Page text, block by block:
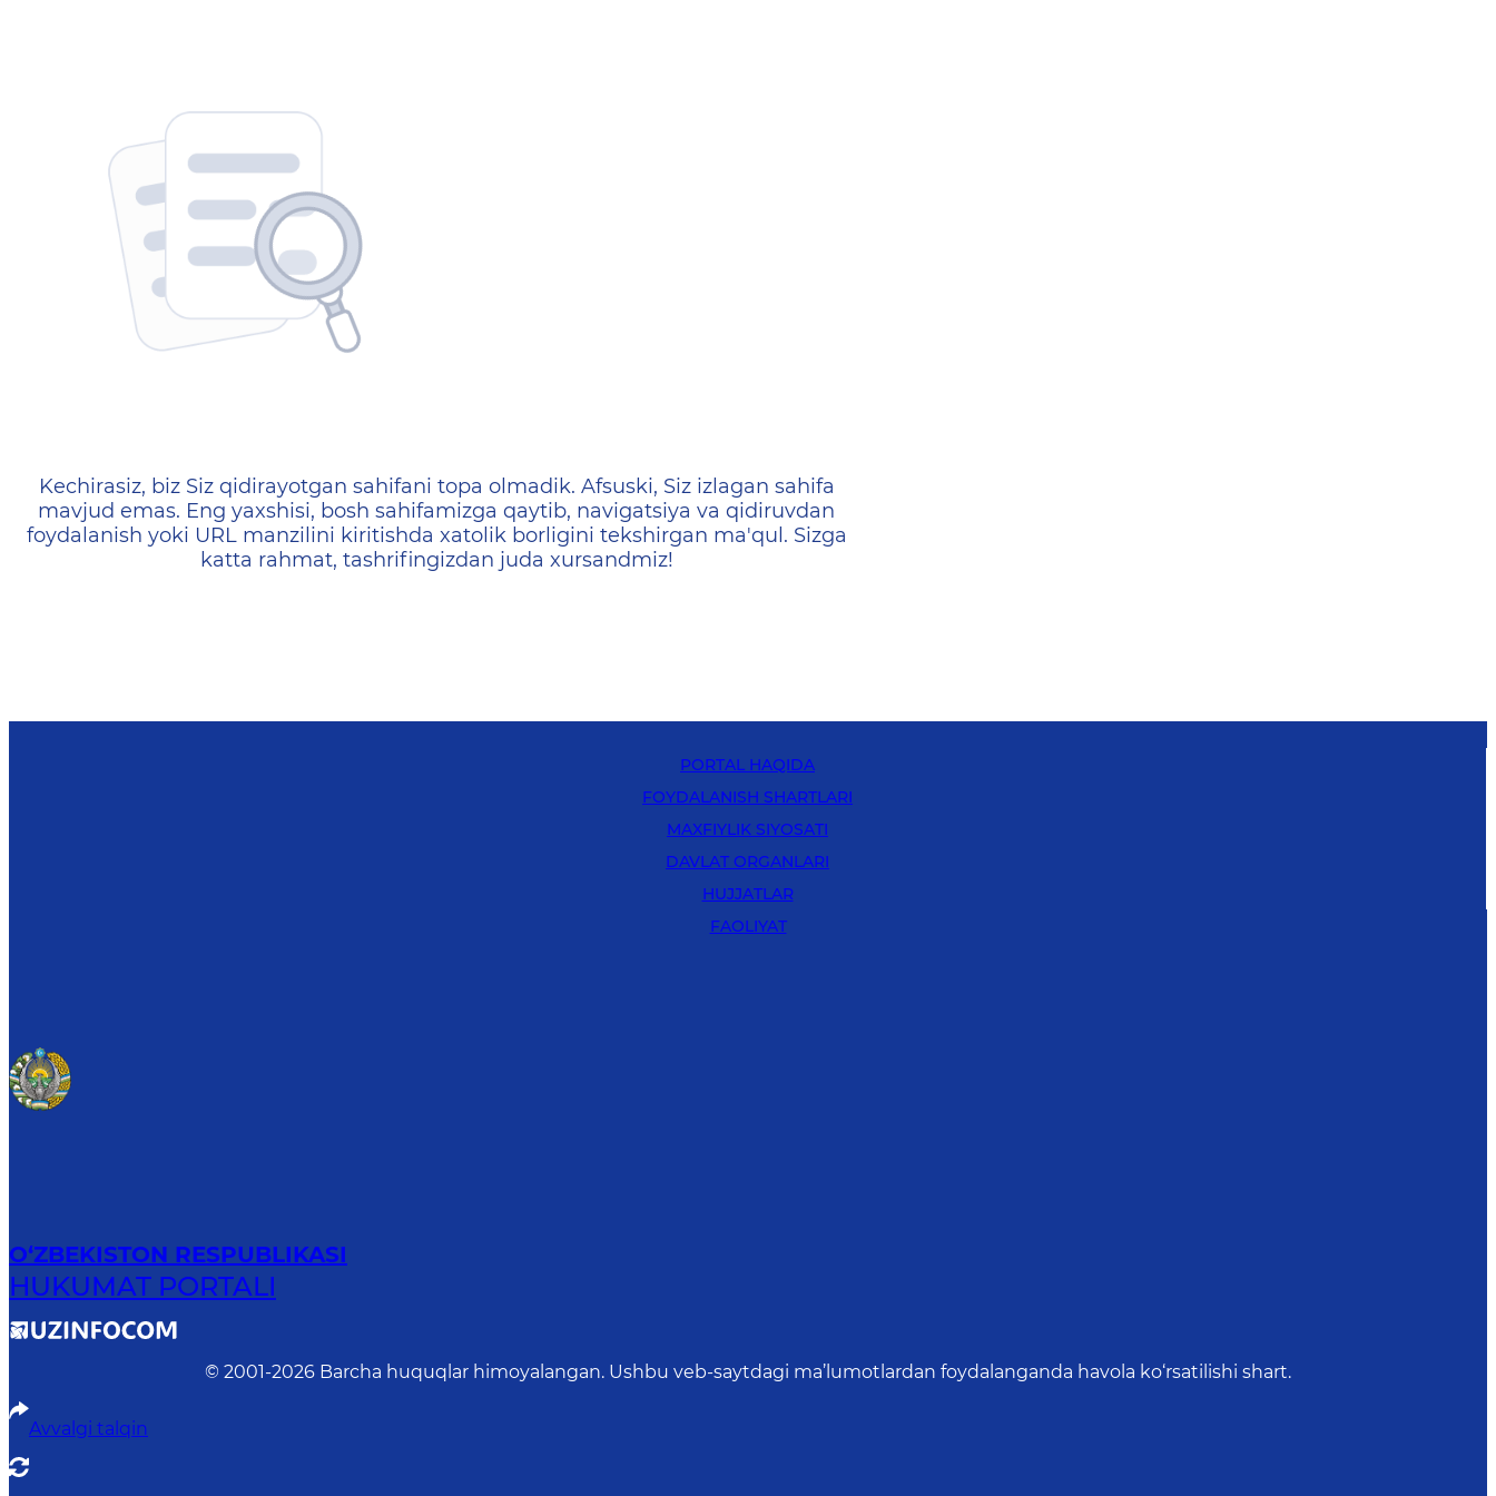
404 — Страница не найдена
Kechirasiz, biz Siz qidirayotgan sahifani topa olmadik. Afsuski, Siz izlagan sahifa
mavjud emas. Eng yaxshisi, bosh sahifamizga qaytib, navigatsiya va qidiruvdan
foydalanish yoki URL manzilini kiritishda xatolik borligini tekshirgan ma'qul. Sizga
katta rahmat, tashrifingizdan juda xursandmiz!
PORTAL HAQIDA
FOYDALANISH SHARTLARI
MAXFIYLIK SIYOSATI
DAVLAT ORGANLARI
HUJJATLAR
FAOLIYAT
O‘ZBEKISTON RESPUBLIKASI
HUKUMAT PORTALI
© 2001-2026 Barcha huquqlar himoyalangan. Ushbu veb-saytdagi ma’lumotlardan foydalanganda havola ko‘rsatilishi shart.
Avvalgi talqin